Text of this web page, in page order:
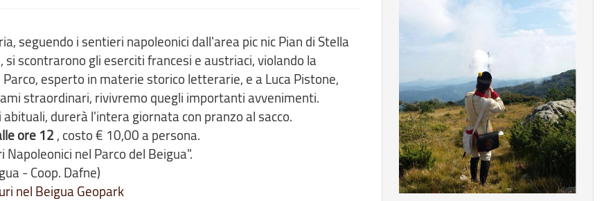
seguendo i sentieri napoleonici dall'area pic nic Pian di Stella
scontrarono gli eserciti francesi e austriaci, violando la
esperto in materie storico letterarie, e a Luca Pistone,
straordinari, rivivremo quegli importanti avvenimenti.
durerà l'intera giornata con pranzo al sacco.
ore 12 , costo € 10,00 a persona.
nel Parco del Beigua".
- Coop. Dafne)
nel Beigua Geopark